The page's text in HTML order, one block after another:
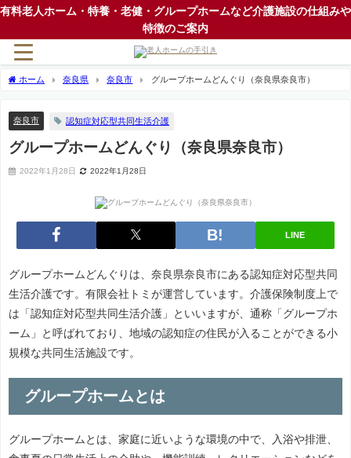
有料老人ホーム・特養・老健・グループホームなど介護施設の仕組みや
特徴のご案内
ホーム 奈良県 奈良市 グループホームどんぐり（奈良県奈良市）
奈良市 認知症対応型共同生活介護
グループホームどんぐり（奈良県奈良市）
2022年1月28日 2022年1月28日
LINE
グループホームどんぐりは、奈良県奈良市にある認知症対応型共同
生活介護です。有限会社トミが運営しています。介護保険制度上で
は「認知症対応型共同生活介護」といいますが、通称「グループホ
ーム」と呼ばれており、地域の認知症の住民が入ることができる小
規模な共同生活施設です。
グループホームとは
グループホームとは、家庭に近いような環境の中で、入浴や排泄、